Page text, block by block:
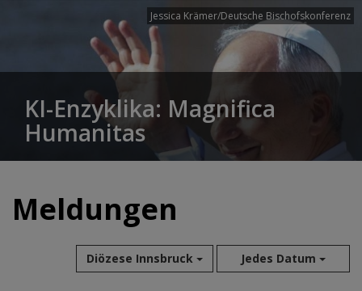
Jessica Krämer/Deutsche Bischofskonferenz
KI-Enzyklika: Magnifica
Humanitas
Meldungen
Diözese Innsbruck Jedes Datum